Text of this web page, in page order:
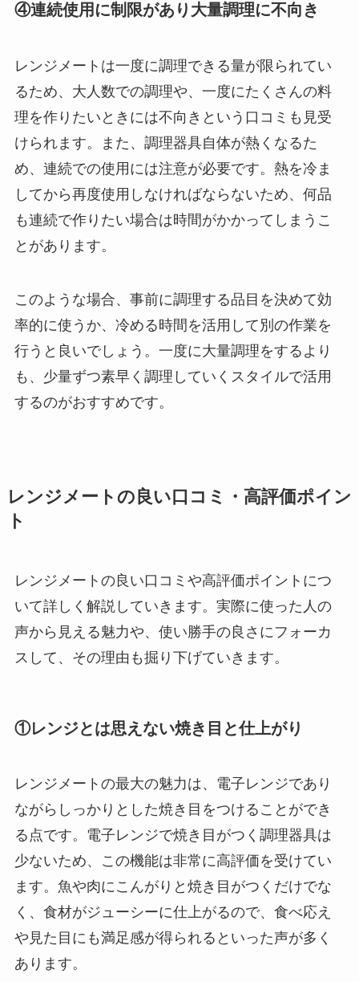
④連続使用に制限があり大量調理に不向き
レンジメートは一度に調理できる量が限られてい
るため、大人数での調理や、一度にたくさんの料
理を作りたいときには不向きという口コミも見受
けられます。また、調理器具自体が熱くなるた
め、連続での使用には注意が必要です。熱を冷ま
してから再度使用しなければならないため、何品
も連続で作りたい場合は時間がかかってしまうこ
とがあります。
このような場合、事前に調理する品目を決めて効
率的に使うか、冷める時間を活用して別の作業を
行うと良いでしょう。一度に大量調理をするより
も、少量ずつ素早く調理していくスタイルで活用
するのがおすすめです。
レンジメートの良い口コミ・高評価ポイン
ト
レンジメートの良い口コミや高評価ポイントにつ
いて詳しく解説していきます。実際に使った人の
声から見える魅力や、使い勝手の良さにフォーカ
スして、その理由も掘り下げていきます。
①レンジとは思えない焼き目と仕上がり
レンジメートの最大の魅力は、電子レンジであり
ながらしっかりとした焼き目をつけることができ
る点です。電子レンジで焼き目がつく調理器具は
少ないため、この機能は非常に高評価を受けてい
ます。魚や肉にこんがりと焼き目がつくだけでな
く、食材がジューシーに仕上がるので、食べ応え
や見た目にも満足感が得られるといった声が多く
あります。